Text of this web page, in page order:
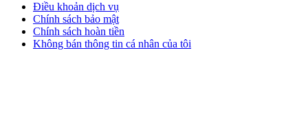
Điều khoản dịch vụ
Chính sách bảo mật
Chính sách hoàn tiền
Không bán thông tin cá nhân của tôi